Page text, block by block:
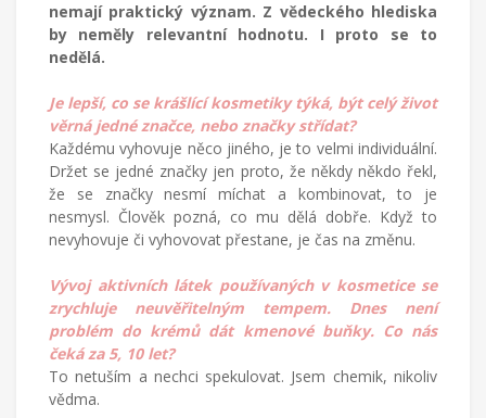
nemají praktický význam. Z vědeckého hlediska
by neměly relevantní hodnotu. I proto se to
nedělá.
Je lepší, co se krášlící kosmetiky týká, být celý život
věrná jedné značce, nebo značky střídat?
Každému vyhovuje něco jiného, je to velmi individuální.
Držet se jedné značky jen proto, že někdy někdo řekl,
že se značky nesmí míchat a kombinovat, to je
nesmysl. Člověk pozná, co mu dělá dobře. Když to
nevyhovuje či vyhovovat přestane, je čas na změnu.
Vývoj aktivních látek používaných v kosmetice se
zrychluje neuvěřitelným tempem. Dnes není
problém do krémů dát kmenové buňky. Co nás
čeká za 5, 10 let?
To netuším a nechci spekulovat. Jsem chemik, nikoliv
vědma.